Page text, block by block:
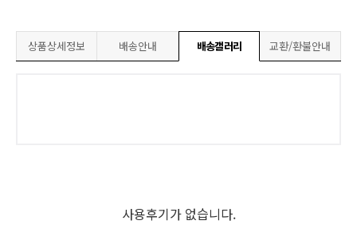
상품상세정보 배송안내 배송갤러리 교환/환불안내
사용후기가 없습니다.